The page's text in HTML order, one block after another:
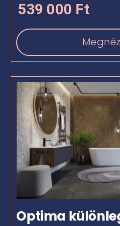
539 000 Ft
Optima